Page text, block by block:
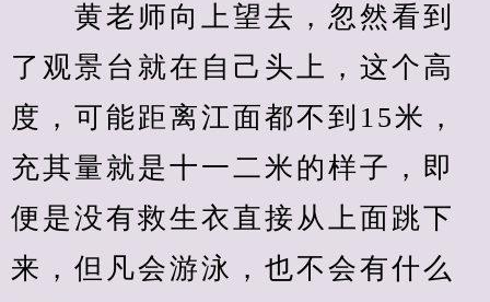
黄老师向上望去，忽然看到
了观景台就在自己头上，这个高
度，可能距离江面都不到15米，
充其量就是十一二米的样子，即
便是没有救生衣直接从上面跳下
来，但凡会游泳，也不会有什么